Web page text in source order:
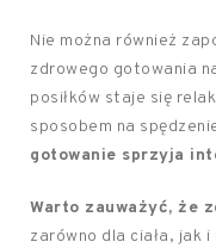
Nie można również
zdrowego gotowania
posiłków staje się
sposobem na
gotowanie sprzyja
Warto zauważyć, że
zarówno dla ciała, jak